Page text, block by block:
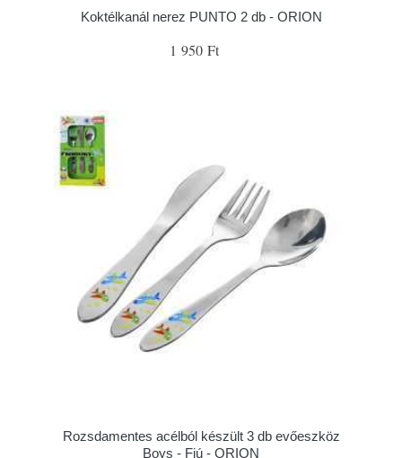
Koktélkanál nerez PUNTO 2 db - ORION
1 950 Ft
Rozsdamentes acélból készült 3 db evőeszköz
Boys - Fiú - ORION